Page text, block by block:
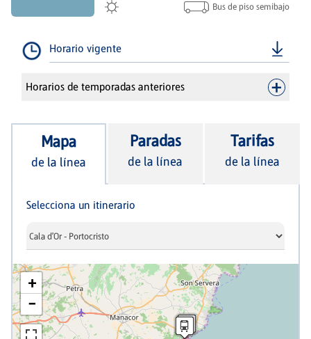
Bus de piso semibajo
Horario vigente
Horarios de temporadas anteriores
Mapa
de la línea
Paradas
de la línea
Tarifas
de la línea